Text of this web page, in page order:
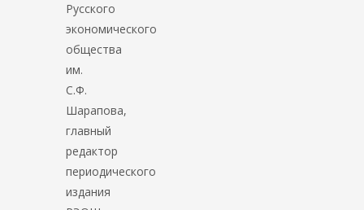
Русского
экономического
общества
им.
С.Ф.
Шарапова,
главный
редактор
периодического
издания